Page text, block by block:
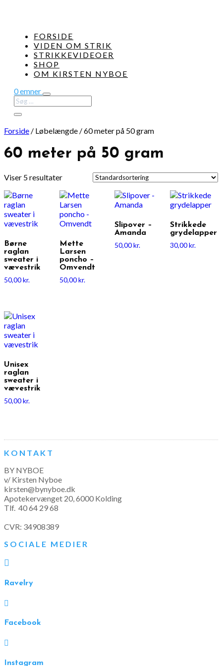
FORSIDE
VIDEN OM STRIK
STRIKKEVIDEOER
SHOP
OM KIRSTEN NYBOE
0 emner
Forside / Løbelængde /60 meter på 50 gram
60 meter på 50 gram
Viser 5 resultater
Børne
raglan
sweater i
vævestrik
50,00kr.
Mette
Larsen
poncho –
Omvendt
50,00kr.
Slipover –
Amanda
50,00kr.
Strikkede
grydelapper
30,00kr.
Unisex
raglan
sweater i
vævestrik
50,00kr.
KONTAKT
BY NYBOE
v/ Kirsten Nyboe
kirsten@bynyboe.dk
Apotekervænget 20, 6000 Kolding
Tlf. 40 64 29 68
CVR: 34908389
SOCIALE MEDIER

Ravelry

Facebook

Instagram